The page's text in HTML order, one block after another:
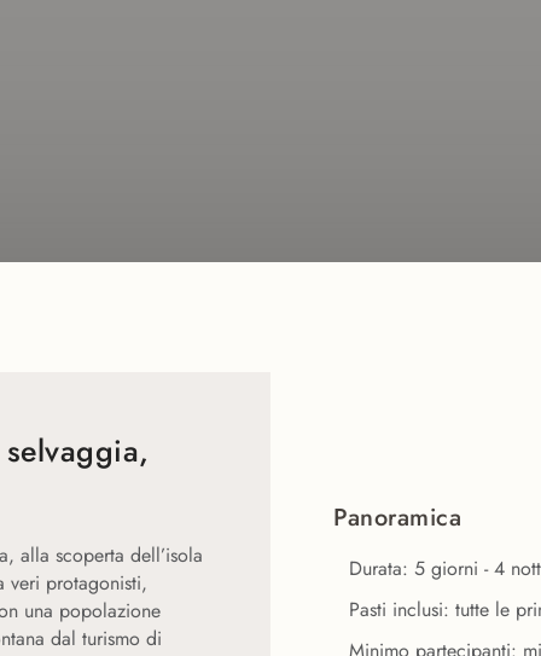
alla scoperta dell’isola
veri protagonisti,
una popolazione
dal turismo di
Panoramica
Durata: 5 giorni - 4
Pasti inclusi: tutte le
Minimo partecipanti: